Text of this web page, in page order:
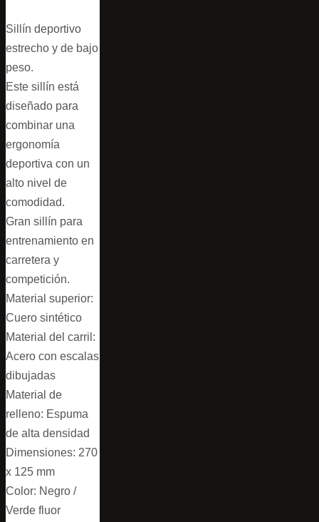
Sillín deportivo
estrecho y de bajo
peso.
Este sillín está
diseñado para
combinar una
ergonomía
deportiva con un
alto nivel de
comodidad.
Gran sillín para
entrenamiento en
carretera y
competición.
Material superior:
Cuero sintético
Material del carril:
Acero con escalas
dibujadas
Material de
relleno: Espuma
de alta densidad
Dimensiones: 270
x 125 mm
Color: Negro /
Verde fluor